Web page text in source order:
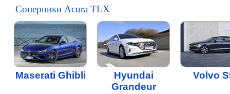
Соперники Acura TLX
Maserati Ghibli
Hyundai
Grandeur
Volvo